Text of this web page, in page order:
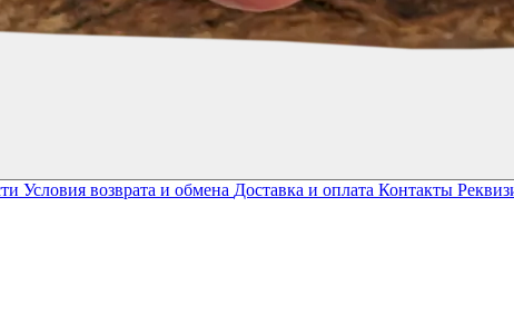
Условия возврата и обмена Доставка и оплата Контакты